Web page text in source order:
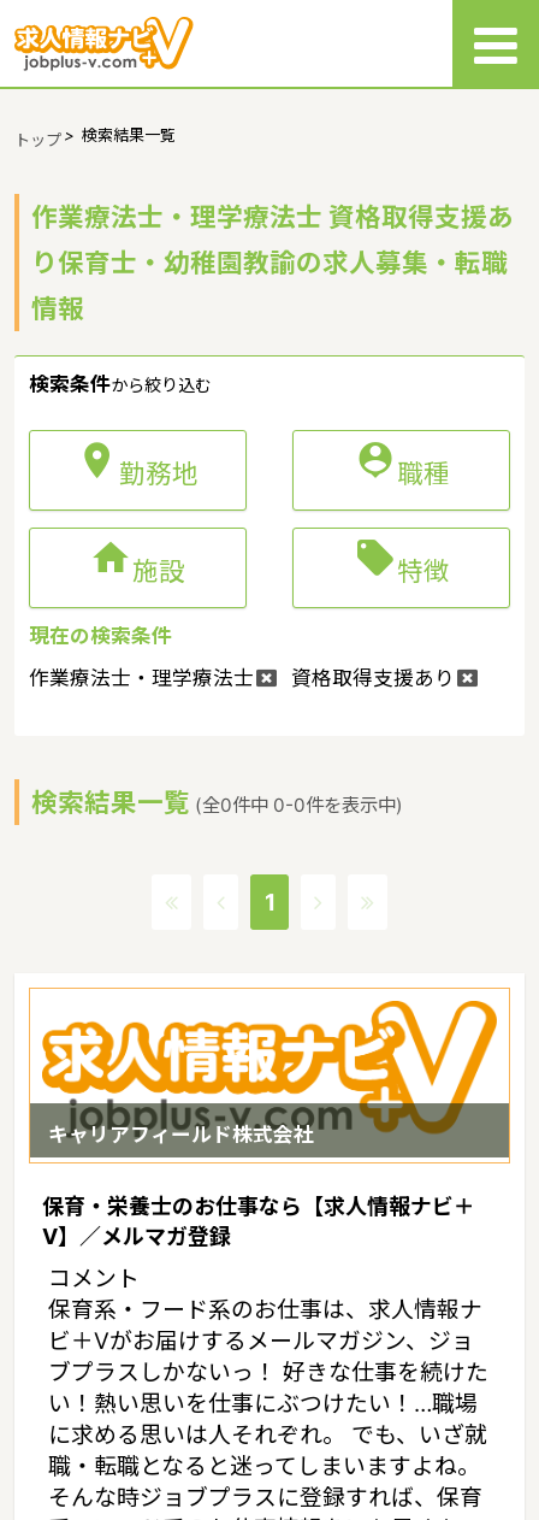
トップ> 検索結果一覧
作業療法士・理学療法士 資格取得支援あ
り保育士・幼稚園教諭の求人募集・転職
情報
検索条件から絞り込む
 勤務地 職種
施設 特徴
現在の検索条件
作業療法士・理学療法士
資格取得支援あり
検索結果一覧 (全0件中 0-0件を表示中)
1
キャリアフィールド株式会社
保育・栄養士のお仕事なら【求人情報ナビ＋
V】／メルマガ登録
コメント
保育系・フード系のお仕事は、求人情報ナ
ビ＋Vがお届けするメールマガジン、ジョ
ブプラスしかないっ！ 好きな仕事を続けた
い！熱い思いを仕事にぶつけたい！…職場
に求める思いは人それぞれ。 でも、いざ就
職・転職となると迷ってしまいますよね。
そんな時ジョブプラスに登録すれば、保育